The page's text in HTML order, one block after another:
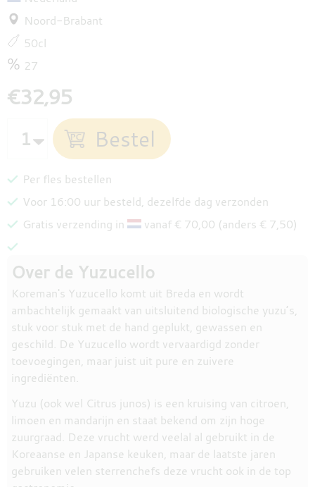
Noord-Brabant
50cl
27
€32,95
Per fles bestellen
Voor 16:00 uur besteld, dezelfde dag verzonden
Gratis verzending in
vanaf € 70,00 (anders € 7,50)
Over de Yuzucello
Koreman's Yuzucello komt uit Breda en wordt
ambachtelijk gemaakt van uitsluitend biologische yuzu’s,
stuk voor stuk met de hand geplukt, gewassen en
geschild. De Yuzucello wordt vervaardigd zonder
toevoegingen, maar juist uit pure en zuivere
ingrediënten.
Yuzu (ook wel Citrus junos) is een kruising van citroen,
limoen en mandarijn en staat bekend om zijn hoge
zuurgraad. Deze vrucht werd veelal al gebruikt in de
Koreaanse en Japanse keuken, maar de laatste jaren
gebruiken velen sterrenchefs deze vrucht ook in de top